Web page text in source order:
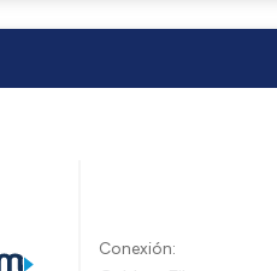
Conexión: